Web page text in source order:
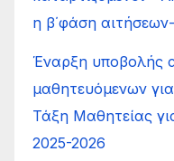
η β΄φάση
Έναρξη υποβολής
μαθητευόμενων
Τάξη Μαθητείας
2025-2026